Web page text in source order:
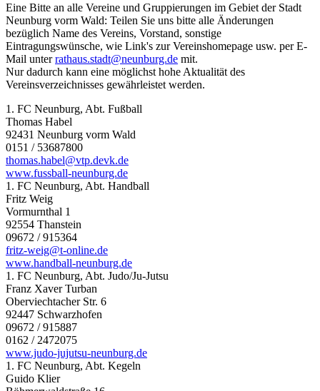
Eine Bitte an alle Vereine und Gruppierungen im Gebiet der Stadt
Neunburg vorm Wald: Teilen Sie uns bitte alle Änderungen
bezüglich Name des Vereins, Vorstand, sonstige
Eintragungswünsche, wie Link's zur Vereinshomepage usw. per E-
Mail unterrathaus.stadt@neunburg.de mit.
Nur dadurch kann eine möglichst hohe Aktualität des
Vereinsverzeichnisses gewährleistet werden.
1. FC Neunburg, Abt. Fußball
Thomas Habel
92431 Neunburg vorm Wald
0151 / 53687800
thomas.habel@vtp.devk.de
www.fussball-neunburg.de
1. FC Neunburg, Abt. Handball
Fritz Weig
Vormurnthal 1
92554 Thanstein
09672 / 915364
fritz-weig@t-online.de
www.handball-neunburg.de
1. FC Neunburg, Abt. Judo/Ju-Jutsu
Franz Xaver Turban
Oberviechtacher Str. 6
92447 Schwarzhofen
09672 / 915887
0162 / 2472075
www.judo-jujutsu-neunburg.de
1. FC Neunburg, Abt. Kegeln
Guido Klier